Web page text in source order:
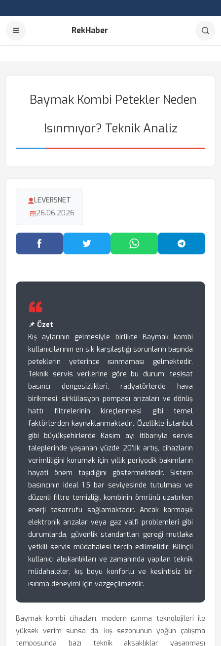
RekHaber
Baymak Kombi Petekler Neden
Isınmıyor? Teknik Analiz
LEVERSNET
26.06.2026
Facebook'ta PaylaşTwitter'da PaylaşWhatsApp'ta Paylaş
📌 Özet
Kış aylarının gelmesiyle birlikte Baymak kombi
kullanıcılarının en sık karşılaştığı sorunların başında
peteklerin yeterince ısınmaması gelmektedir.
Teknik servis verilerine göre bu durum; tesisat
basıncı dengesizlikleri, radyatörlerde hava
birikmesi, sirkülasyon pompası arızaları ve dönüş
hattı filtrelerinin kireçlenmesi gibi temel
faktörlerden kaynaklanmaktadır. Özellikle İstanbul
gibi büyükşehirlerde Kasım ayı itibarıyla servis
taleplerinde yaşanan yüzde 20’lik artış, cihazların
verimliliğini korumak için yıllık periyodik bakımların
hayati önem taşıdığını göstermektedir. Sistem
basıncının ideal 1.5 bar seviyesinde tutulması ve
düzenli filtre temizliği, kombinin ömrünü uzatırken
enerji tasarrufu sağlamaktadır. Ancak karmaşık
elektronik arızalar veya gaz valfi problemleri gibi
durumlarda, güvenlik standartları gereği mutlaka
yetkili servis müdahalesi tercih edilmelidir. Bilinçli
kullanıcı alışkanlıkları ve zamanında yapılan teknik
müdahaleler, kış boyu konforlu ve kesintisiz bir
ısınma deneyimi için vazgeçilmezdir.
Baymak kombi cihazları, modern ısınma teknolojileri ile
yüksek verim sunsa da, kış sezonunun yoğun çalışma
temposunda bazı teknik aksaklıklar yaşanması